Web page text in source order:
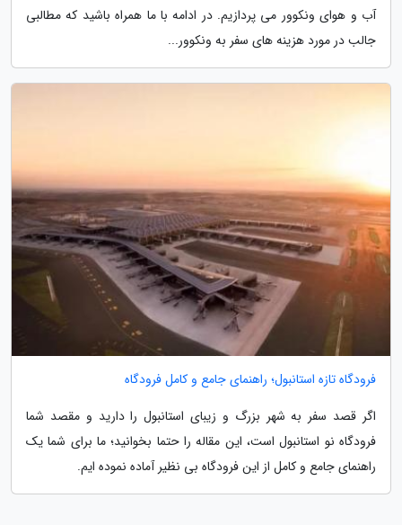
آب و هوای ونکوور می پردازیم. در ادامه با ما همراه باشید که مطالبی
جالب در مورد هزینه های سفر به ونکوور...
فرودگاه تازه استانبول؛ راهنمای جامع و کامل فرودگاه
اگر قصد سفر به شهر بزرگ و زیبای استانبول را دارید و مقصد شما
فرودگاه نو استانبول است، این مقاله را حتما بخوانید؛ ما برای شما یک
راهنمای جامع و کامل از این فرودگاه بی نظیر آماده نموده ایم.